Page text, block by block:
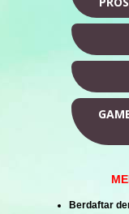
Berdaftar